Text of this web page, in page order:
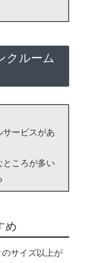
クルーム
サービスがあ
ところが多い
め
サイズ以上が